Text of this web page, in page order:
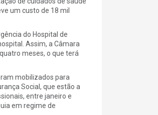
um custo de 18 mil
do Hospital de
Assim, a Câmara
meses, o que terá
mobilizados para
Social, que estão a
entre janeiro e
em regime de